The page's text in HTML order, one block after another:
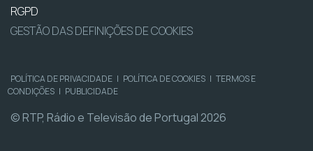
RGPD
GESTÃO DAS DEFINIÇÕES DE COOKIES
POLÍTICA DE PRIVACIDADE | POLÍTICA DE COOKIES | TERMOS E
CONDIÇÕES | PUBLICIDADE
© RTP, Rádio e Televisão de Portugal 2026